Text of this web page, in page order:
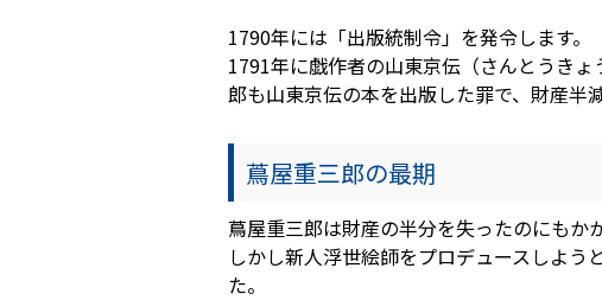
1790年には「出版統制令」を発令します。
1791年に戯作者の山東京伝（さんとうき
郎も山東京伝の本を出版した罪で、財産半
蔦屋重三郎の最期
蔦屋重三郎は財産の半分を失ったのにもか
しかし新人浮世絵師をプロデュースしよ
た。